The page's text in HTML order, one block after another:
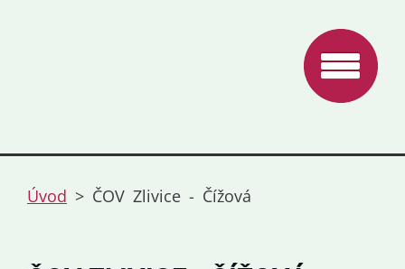
Úvod > ČOV Zlivice - Čížová